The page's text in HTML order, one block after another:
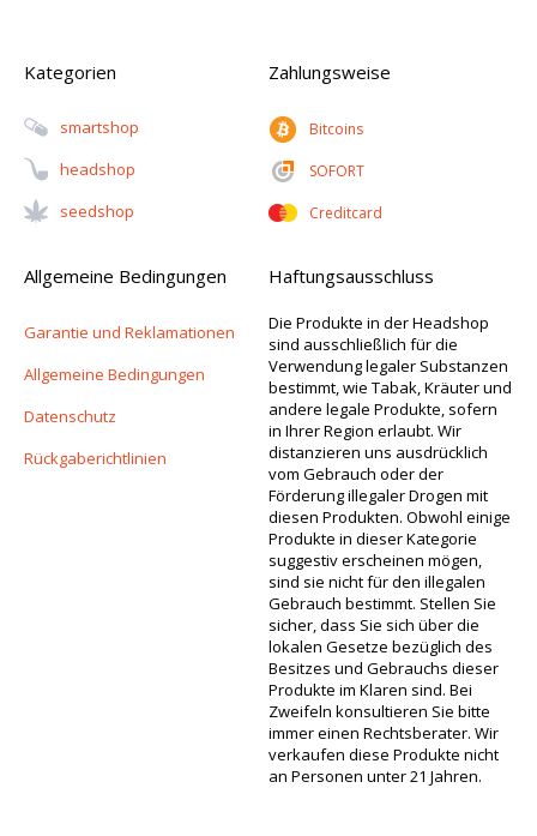
Kategorien
Smartshop
Headshop
Seedshop
Zahlungsweise
Bitcoins
SOFORT
Creditcard
Allgemeine Bedingungen
Garantie und Reklamationen
Allgemeine Bedingungen
Datenschutz
Rückgaberichtlinien
Haftungsausschluss
Die Produkte in der Headshop
sind ausschließlich für die
Verwendung legaler Substanzen
bestimmt, wie Tabak, Kräuter und
andere legale Produkte, sofern
in Ihrer Region erlaubt. Wir
distanzieren uns ausdrücklich
vom Gebrauch oder der
Förderung illegaler Drogen mit
diesen Produkten. Obwohl einige
Produkte in dieser Kategorie
suggestiv erscheinen mögen,
sind sie nicht für den illegalen
Gebrauch bestimmt. Stellen Sie
sicher, dass Sie sich über die
lokalen Gesetze bezüglich des
Besitzes und Gebrauchs dieser
Produkte im Klaren sind. Bei
Zweifeln konsultieren Sie bitte
immer einen Rechtsberater. Wir
verkaufen diese Produkte nicht
an Personen unter 21 Jahren.